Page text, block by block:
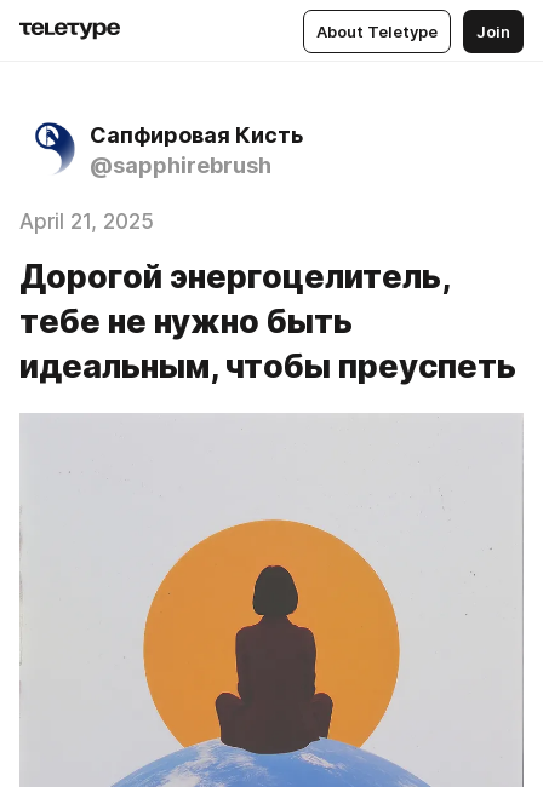
About Teletype Join
Сапфировая Кисть
@sapphirebrush
April 21, 2025
Дорогой энергоцелитель,
тебе не нужно быть
идеальным, чтобы преуспеть